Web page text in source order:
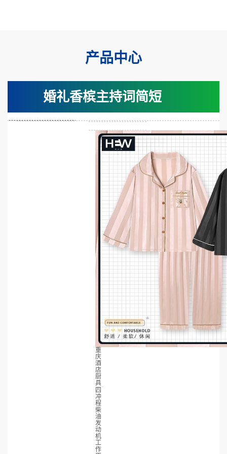
产品中心
婚礼香槟主持词简短
重
庆
酒
店
厨
具
四
冲
程
柴
油
发
动
机
工
作